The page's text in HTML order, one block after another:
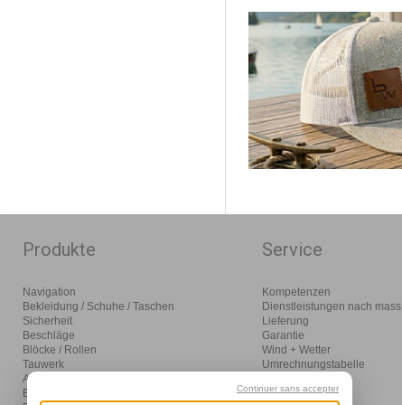
Produkte
Navigation
Bekleidung / Schuhe / Taschen
Sicherheit
Beschläge
Blöcke / Rollen
Tauwerk
Anlegen / Ankern / Motoren
Einrichtung
Service
Kompetenzen
Dienstleistungen nach mass
Lieferung
Garantie
Wind + Wetter
Umrechnungstabelle
Distributor
Continuer sans accepter